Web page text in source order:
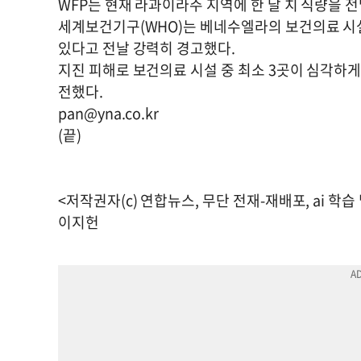
WFP는 현재 라과이라주 지역에 한 달 치 식량을
세계보건기구(WHO)는 베네수엘라의 보건의료
있다고 전날 강력히 경고했다.
지진 피해로 보건의료 시설 중 최소 3곳이 심각하
전했다.
pan@yna.co.kr
(끝)
<저작권자(c) 연합뉴스, 무단 전재-재배포, ai 학습
이지헌